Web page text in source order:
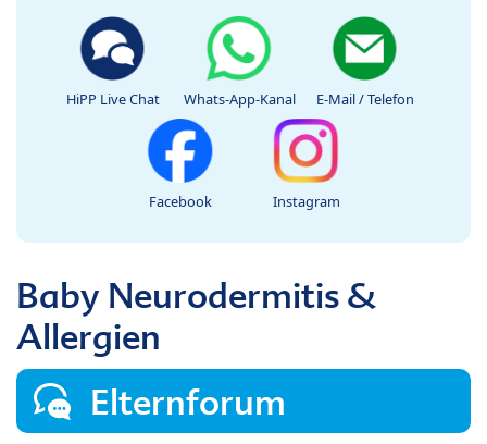
HiPP Live Chat Whats-App-Kanal E-Mail / Telefon
Facebook Instagram
Baby Neurodermitis &
Allergien
Elternforum